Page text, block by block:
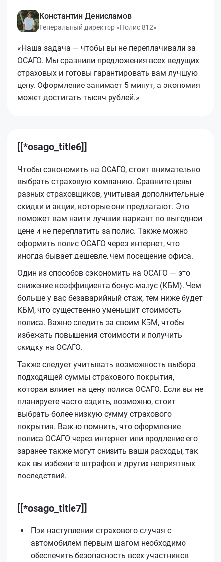
Константин Денисламов
Генеральный директор «Полис 812»
«Наша задача — чтобы вы не переплачивали за
ОСАГО. Мы сравнили предложения всех ведущих
страховых и готовы гарантировать вам лучшую
цену. Оформление занимает 5 минут, а экономия
может достигать тысяч рублей.»
[[*osago_title6]]
Чтобы сэкономить на ОСАГО, стоит внимательно
выбрать страховую компанию. Сравните цены
разных страховщиков, учитывая дополнительные
скидки и акции, которые они предлагают. Это
поможет вам найти лучший вариант по выгодной
цене и не переплатить за полис. Также можно
оформить полис ОСАГО через интернет, что
иногда бывает дешевле, чем посещение офиса.
Один из способов сэкономить на ОСАГО — это
снижение коэффициента бонус-малус (КБМ). Чем
больше у вас безаварийный стаж, тем ниже будет
КБМ, что существенно уменьшит стоимость
полиса. Важно следить за своим КБМ, чтобы
избежать повышения стоимости и получить
скидку на ОСАГО.
Также следует учитывать возможность выбора
подходящей суммы страхового покрытия,
которая влияет на цену полиса ОСАГО. Если вы не
планируете часто ездить, возможно, стоит
выбрать более низкую сумму страхового
покрытия. Важно помнить, что оформление
полиса ОСАГО через интернет или продление его
заранее также могут снизить ваши расходы, так
как вы избежите штрафов и других неприятных
последствий.
[[*osago_title7]]
При наступлении страхового случая с
автомобилем первым шагом необходимо
обеспечить безопасность всех участников